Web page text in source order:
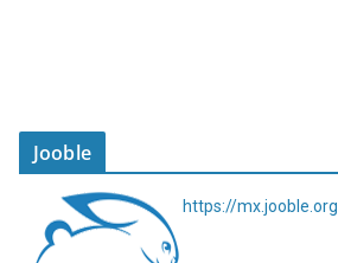
Jooble
https://mx.jooble.org